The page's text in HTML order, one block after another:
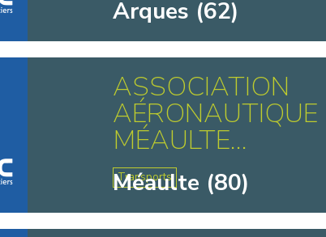
Arques (62)
ASSOCIATION
AÉRONAUTIQUE
MÉAULTE...
Transports
Méaulte (80)